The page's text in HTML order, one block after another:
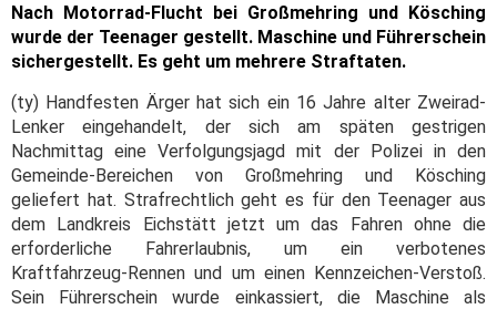
Nach Motorrad-Flucht bei Großmehring und Kösching
wurde der Teenager gestellt. Maschine und Führerschein
sichergestellt. Es geht um mehrere Straftaten.
(ty) Handfesten Ärger hat sich ein 16 Jahre alter Zweirad-
Lenker eingehandelt, der sich am späten gestrigen
Nachmittag eine Verfolgungsjagd mit der Polizei in den
Gemeinde-Bereichen von Großmehring und Kösching
geliefert hat. Strafrechtlich geht es für den Teenager aus
dem Landkreis Eichstätt jetzt um das Fahren ohne die
erforderliche Fahrerlaubnis, um ein verbotenes
Kraftfahrzeug-Rennen und um einen Kennzeichen-Verstoß.
Sein Führerschein wurde einkassiert, die Maschine als